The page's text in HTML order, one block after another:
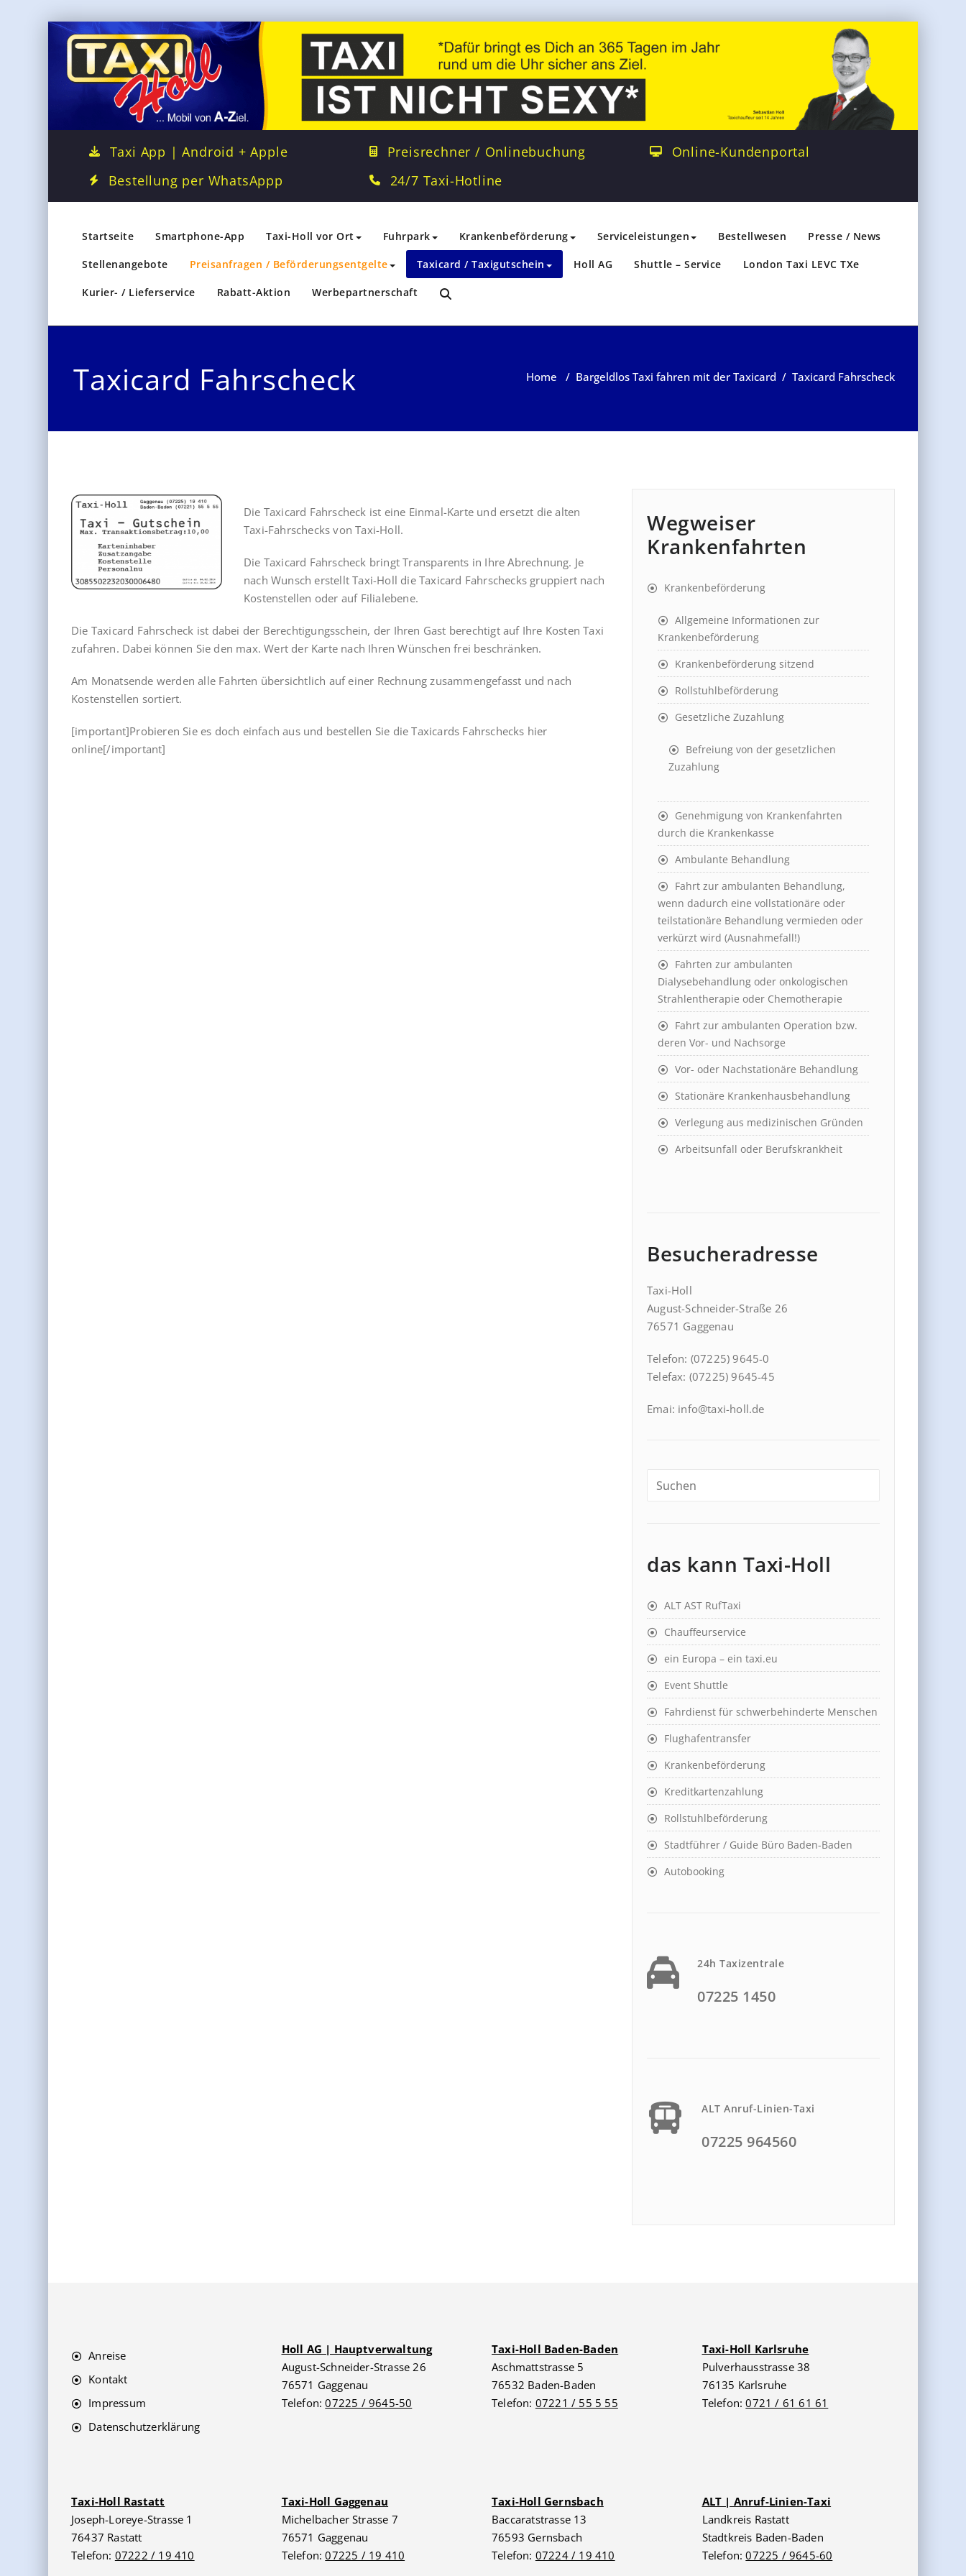
Taxi App | Android + Apple
Bestellung per WhatsAppp
Preisrechner / Onlinebuchung
24/7 Taxi-Hotline
Online-Kundenportal
Startseite Smartphone-App Taxi-Holl vor Ort Fuhrpark Krankenbeförderung Serviceleistungen Bestellwesen Presse / News
Stellenangebote Preisanfragen / Beförderungsentgelte Taxicard / Taxigutschein Holl AG Shuttle – Service London Taxi LEVC TXe
Kurier- / Lieferservice Rabatt-Aktion Werbepartnerschaft
Taxicard Fahrscheck Home / Bargeldlos Taxi fahren mit der Taxicard / Taxicard Fahrscheck
Die Taxicard Fahrscheck ist eine Einmal-Karte und ersetzt die alten
Taxi-Fahrschecks von Taxi-Holl.
Die Taxicard Fahrscheck bringt Transparents in Ihre Abrechnung. Je
nach Wunsch erstellt Taxi-Holl die Taxicard Fahrschecks gruppiert nach
Kostenstellen oder auf Filialebene.
Die Taxicard Fahrscheck ist dabei der Berechtigungsschein, der Ihren Gast berechtigt auf Ihre Kosten Taxi
zufahren. Dabei können Sie den max. Wert der Karte nach Ihren Wünschen frei beschränken.
Am Monatsende werden alle Fahrten übersichtlich auf einer Rechnung zusammengefasst und nach
Kostenstellen sortiert.
[important]Probieren Sie es doch einfach aus und bestellen Sie die Taxicards Fahrschecks hier
online[/important]
Wegweiser
Krankenfahrten
Krankenbeförderung
Allgemeine Informationen zur
Krankenbeförderung
Krankenbeförderung sitzend
Rollstuhlbeförderung
Gesetzliche Zuzahlung
Befreiung von der gesetzlichen
Zuzahlung
Genehmigung von Krankenfahrten
durch die Krankenkasse
Ambulante Behandlung
Fahrt zur ambulanten Behandlung,
wenn dadurch eine vollstationäre oder
teilstationäre Behandlung vermieden oder
verkürzt wird (Ausnahmefall!)
Fahrten zur ambulanten
Dialysebehandlung oder onkologischen
Strahlentherapie oder Chemotherapie
Fahrt zur ambulanten Operation bzw.
deren Vor- und Nachsorge
Vor- oder Nachstationäre Behandlung
Stationäre Krankenhausbehandlung
Verlegung aus medizinischen Gründen
Arbeitsunfall oder Berufskrankheit
Besucheradresse
Taxi-Holl
August-Schneider-Straße 26
76571 Gaggenau
Telefon: (07225) 9645-0
Telefax: (07225) 9645-45
Emai: info@taxi-holl.de
das kann Taxi-Holl
ALT AST RufTaxi
Chauffeurservice
ein Europa – ein taxi.eu
Event Shuttle
Fahrdienst für schwerbehinderte Menschen
Flughafentransfer
Krankenbeförderung
Kreditkartenzahlung
Rollstuhlbeförderung
Stadtführer / Guide Büro Baden-Baden
Autobooking
24h Taxizentrale
07225 1450
ALT Anruf-Linien-Taxi
07225 964560
Anreise
Kontakt
Impressum
Datenschutzerklärung
Holl AG | Hauptverwaltung
August-Schneider-Strasse 26
76571 Gaggenau
Telefon:07225 / 9645-50
Taxi-Holl Baden-Baden
Aschmattstrasse 5
76532 Baden-Baden
Telefon: 07221 / 55 5 55
Taxi-Holl Karlsruhe
Pulverhausstrasse 38
76135 Karlsruhe
Telefon:0721 / 61 61 61
Taxi-Holl Rastatt
Joseph-Loreye-Strasse 1
76437 Rastatt
Telefon: 07222 / 19 410
Taxi-Holl Gaggenau
Michelbacher Strasse 7
76571 Gaggenau
Telefon:07225 / 19 410
Taxi-Holl Gernsbach
Baccaratstrasse 13
76593 Gernsbach
Telefon: 07224 / 19 410
ALT | Anruf-Linien-Taxi
Landkreis Rastatt
Stadtkreis Baden-Baden
Telefon:07225 / 9645-60